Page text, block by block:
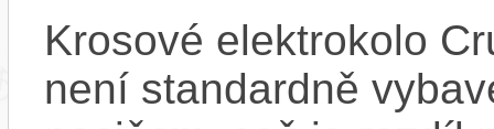
Krosové elektrokolo
není standardně